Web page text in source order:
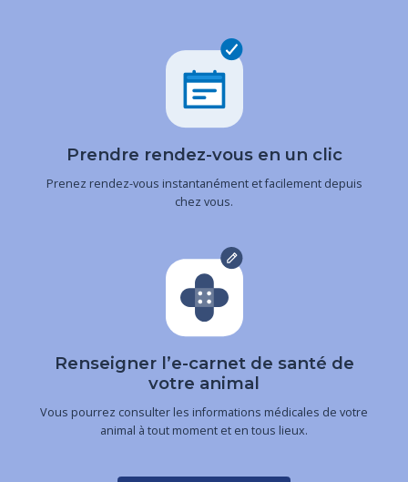
Prendre rendez-vous en un clic
Prenez rendez-vous instantanément et facilement depuis
chez vous.
Renseigner l’e-carnet de santé de
votre animal
Vous pourrez consulter les informations médicales de votre
animal à tout moment et en tous lieux.